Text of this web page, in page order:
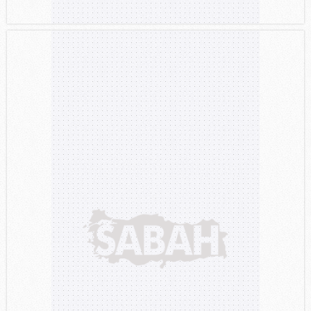
Sizlere daha iyi bir hizmet sunabilmek için İnternet
Sitemizde kendimize ve üçüncü kişilere ait çerezler
kullanılmaktadır. Bu çerezler vasıtasıyla çeşitli kişisel
verileriniz işlenmekte olup gerekli olan çerezler bilgi
toplumu hizmetlerinin sunulması amacıyla
kullanılmaktadır. Diğer çerezler, sitemizin daha işlevsel
kılınması ve kişiselleştirilmesi ve sizlere yönelik
reklam/pazarlama faaliyetlerinin yapılması, amaçlarıyla
sınırlı olarak açık rızanız dahilinde kullanılacaktır.
Çerezlere ilişkin tercihlerinizi aşağıda yer alan panel
vasıtasıyla belirleyebilirsiniz. Çerezlere ilişkin detaylı bilgi
için Ayarlar butonuna tıklayabilir,Çerez Bilgilendirme
Metnimiziziyaret edebilirsiniz.
6698 sayılı Kişisel Verilerin Korunması Kanunu uyarınca
hazırlanmış Aydınlatma Metnimizi okumak ve sitemizde